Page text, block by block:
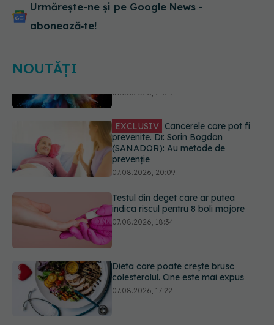
Urmărește-ne și pe Google News -
abonează‑te!
NOUTĂȚI
prevenite. Dr. Sorin Bogdan
(SANADOR): Au metode de
prevenție
07.08.2026, 20:09
indica riscul pentru 8 boli majore
07.08.2026, 18:34
colesterolul. Cine este mai expus
07.08.2026, 17:22